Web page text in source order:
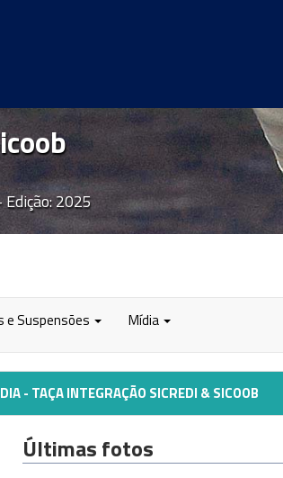
2025
e Suspensões Mídia
- TAÇA INTEGRAÇÃO SICREDI & SICOOB
Últimas fotos